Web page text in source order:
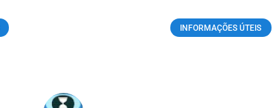
INFORMAÇÕES ÚTEIS